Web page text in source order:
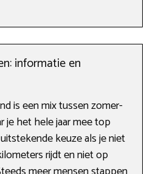
informatie en
is een mix tussen zomer-
je het hele jaar mee top
keuze als je niet
rijdt en niet op